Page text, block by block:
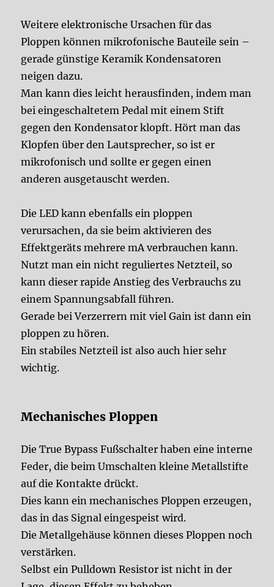
Weitere elektronische Ursachen für das
Ploppen können mikrofonische Bauteile sein –
gerade günstige Keramik Kondensatoren
neigen dazu.
Man kann dies leicht herausfinden, indem man
bei eingeschaltetem Pedal mit einem Stift
gegen den Kondensator klopft. Hört man das
Klopfen über den Lautsprecher, so ist er
mikrofonisch und sollte er gegen einen
anderen ausgetauscht werden.
Die LED kann ebenfalls ein ploppen
verursachen, da sie beim aktivieren des
Effektgeräts mehrere mA verbrauchen kann.
Nutzt man ein nicht reguliertes Netzteil, so
kann dieser rapide Anstieg des Verbrauchs zu
einem Spannungsabfall führen.
Gerade bei Verzerrern mit viel Gain ist dann ein
ploppen zu hören.
Ein stabiles Netzteil ist also auch hier sehr
wichtig.
Mechanisches Ploppen
Die True Bypass Fußschalter haben eine interne
Feder, die beim Umschalten kleine Metallstifte
auf die Kontakte drückt.
Dies kann ein mechanisches Ploppen erzeugen,
das in das Signal eingespeist wird.
Die Metallgehäuse können dieses Ploppen noch
verstärken.
Selbst ein Pulldown Resistor ist nicht in der